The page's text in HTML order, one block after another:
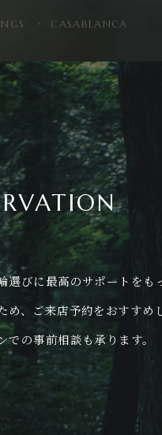
CASABLANCA
選びに最高のサポートをも
め、ご来店予約をおすすめ
での事前相談も承ります。